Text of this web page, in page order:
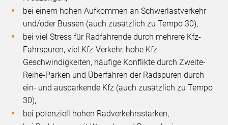
bei einem hohen Aufkommen an Schwerlastverkehr
und/oder Bussen (auch zusätzlich zu Tempo 30),
bei viel Stress für Radfahrende durch mehrere Kfz-
Fahrspuren, viel Kfz-Verkehr, hohe Kfz-
Geschwindigkeiten, häufige Konflikte durch Zweite-
Reihe-Parken und Überfahren der Radspuren durch
ein- und ausparkende Kfz (auch zusätzlich zu Tempo
30),
bei potenziell hohen Radverkehrsstärken,